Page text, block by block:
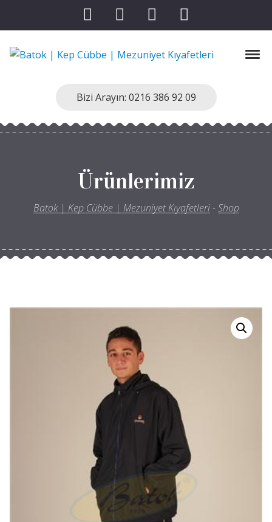
Batok | Kep Cübbe | Mezuniyet Kıyafetleri
Bizi Arayın: 0216 386 92 09
Ürünlerimiz
Batok | Kep Cübbe | Mezuniyet Kıyafetleri-Shop